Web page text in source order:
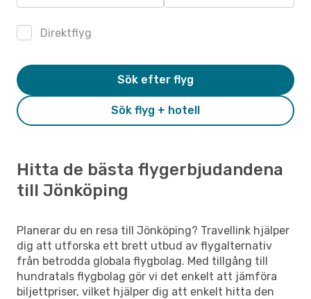
Direktflyg
Sök flyg + hotell
Sök efter flyg
Hitta de bästa flygerbjudandena
till Jönköping
Planerar du en resa till Jönköping? Travellink hjälper
dig att utforska ett brett utbud av flygalternativ
från betrodda globala flygbolag. Med tillgång till
hundratals flygbolag gör vi det enkelt att jämföra
biljettpriser, vilket hjälper dig att enkelt hitta den